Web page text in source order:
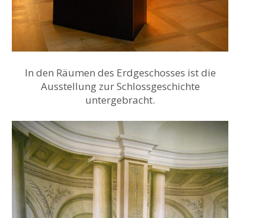
In den Räumen des Erdgeschosses ist die
Ausstellung zur Schlossgeschichte
untergebracht.